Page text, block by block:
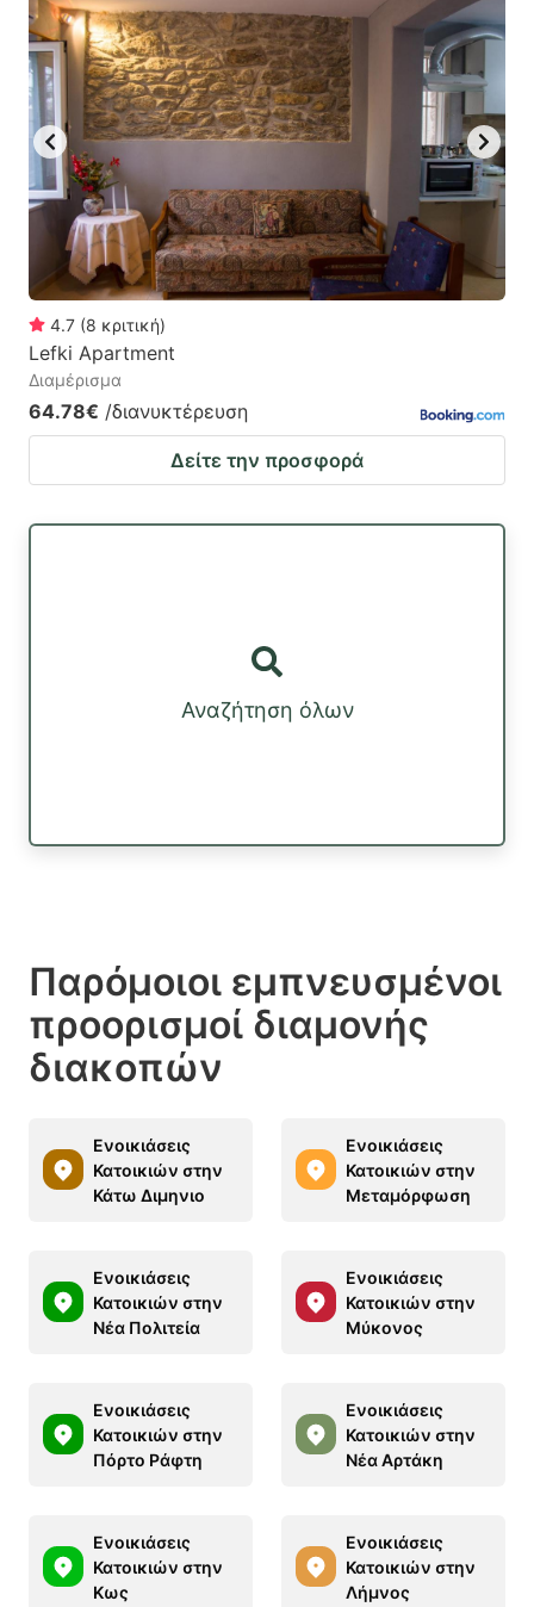
4.7 (8 κριτική)
Lefki Apartment
Διαμέρισμα
64.78€ /διανυκτέρευση
Δείτε την προσφορά
Αναζήτηση όλων
Παρόμοιοι εμπνευσμένοι
προορισμοί διαμονής
διακοπών
Ενοικιάσεις
Κατοικιών στην
Κάτω Διμηνιo
Ενοικιάσεις
Κατοικιών στην
Μεταμόρφωση
Ενοικιάσεις
Κατοικιών στην
Νέα Πολιτεία
Ενοικιάσεις
Κατοικιών στην
Μύκονος
Ενοικιάσεις
Κατοικιών στην
Πόρτο Ράφτη
Ενοικιάσεις
Κατοικιών στην
Νέα Αρτάκη
Ενοικιάσεις
Κατοικιών στην
Κως
Ενοικιάσεις
Κατοικιών στην
Λήμνος